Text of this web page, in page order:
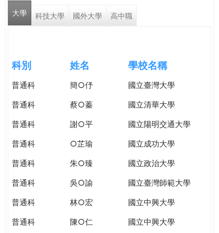
格。
e
e
r
e
大學 科技大學 國外大學 高中職
科別 姓名 學校名稱
普通科 簡○伃
國立臺灣大學
普通科
蔡○蓁
國立清華大學
普通科
謝○平
國立陽明交通大學
普通科
○芷瑜
國立成功大學
普通科
朱○臻
國立政治大學
普通科
吳○諭
國立臺灣師範大學
普通科
林○宏
國立中興大學
普通科
陳○仁
國立中興大學